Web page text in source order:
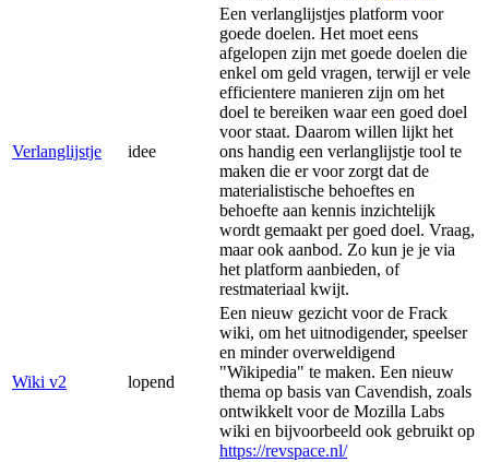
Verlanglijstje idee
Een verlanglijstjes platform voor
goede doelen. Het moet eens
afgelopen zijn met goede doelen die
enkel om geld vragen, terwijl er vele
efficientere manieren zijn om het
doel te bereiken waar een goed doel
voor staat. Daarom willen lijkt het
ons handig een verlanglijstje tool te
maken die er voor zorgt dat de
materialistische behoeftes en
behoefte aan kennis inzichtelijk
wordt gemaakt per goed doel. Vraag,
maar ook aanbod. Zo kun je je via
het platform aanbieden, of
restmateriaal kwijt.
Wiki v2 lopend
Een nieuw gezicht voor de Frack
wiki, om het uitnodigender, speelser
en minder overweldigend
"Wikipedia" te maken. Een nieuw
thema op basis van Cavendish, zoals
ontwikkelt voor de Mozilla Labs
wiki en bijvoorbeeld ook gebruikt op
https://revspace.nl/